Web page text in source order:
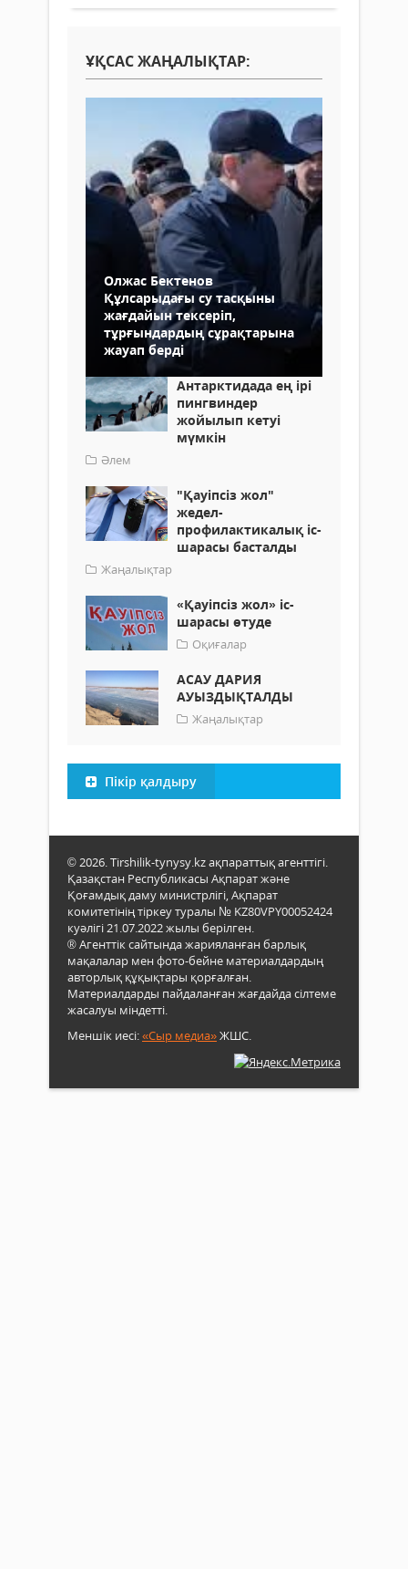
ҰҚСАС ЖАҢАЛЫҚТАР:
Олжас Бектенов
Құлсарыдағы су тасқыны
жағдайын тексеріп,
тұрғындардың сұрақтарына
жауап берді
Антарктидада ең ірі
пингвиндер
жойылып кетуі
мүмкін
Әлем
"Қауіпсіз жол"
жедел-
профилактикалық іс-
шарасы басталды
Жаңалықтар
«Қауіпсіз жол» іс-
шарасы өтуде
Оқиғалар
АСАУ ДАРИЯ
АУЫЗДЫҚТАЛДЫ
Жаңалықтар
Пікір қалдыру
© 2026. Tirshilik-tynysy.kz ақпараттық агенттігі.
Қазақстан Республикасы Ақпарат және
Қоғамдық даму министрлігі, Ақпарат
комитетінің тіркеу туралы № KZ80VPY00052424
куәлігі 21.07.2022 жылы берілген.
® Агенттік сайтында жарияланған барлық
мақалалар мен фото-бейне материалдардың
авторлық құқықтары қорғалған.
Материалдарды пайдаланған жағдайда сілтеме
жасалуы міндетті.
Меншік иесі:«Сыр медиа»ЖШС.